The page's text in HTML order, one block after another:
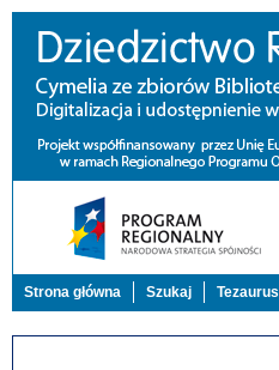
Strona główna Szukaj Tezaurus